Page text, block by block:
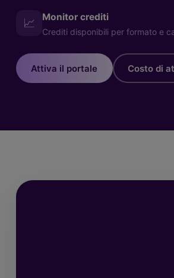
📈 Monitor crediti
Crediti disponibili per formato e
Attiva il portale Costo di